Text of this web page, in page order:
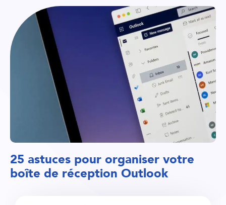
25 astuces pour organiser votre
boîte de réception Outlook